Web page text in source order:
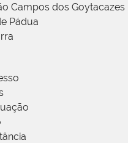
Campos dos Goytacazes
Pádua